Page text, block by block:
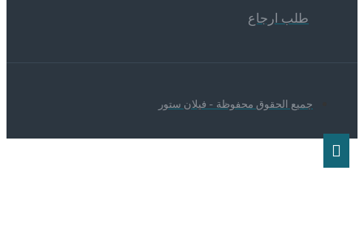
طلب ارجاع
جميع الحقوق محفوظة - فيلان ستور